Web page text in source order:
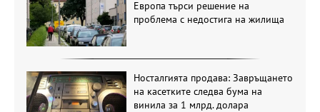
Европа търси решение на
проблема с недостига на жилища
Носталгията продава: Завръщането
на касетките следва бума на
винила за 1 млрд. долара